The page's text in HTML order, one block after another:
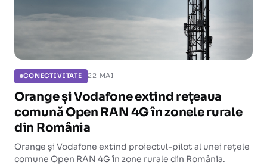
CONECTIVITATE 22 MAI
Orange și Vodafone extind rețeaua
comună Open RAN 4G în zonele rurale
din România
Orange și Vodafone extind proiectul-pilot al unei rețele
comune Open RAN 4G în zone rurale din România.